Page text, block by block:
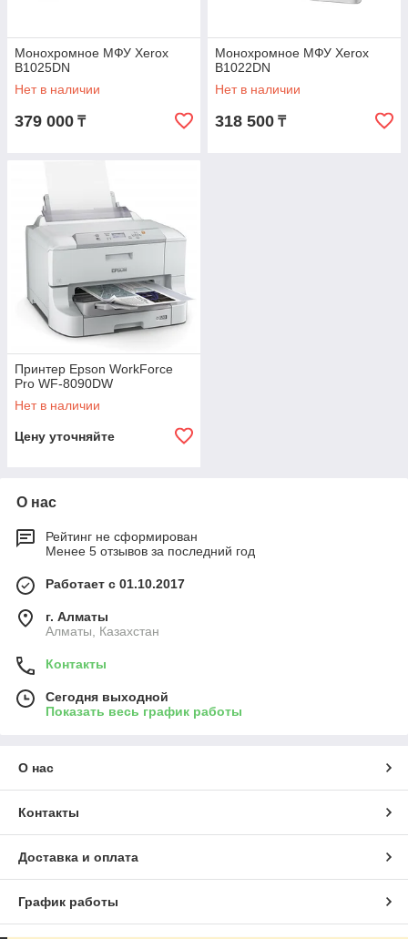
Монохромное МФУ Xerox
B1025DN
Нет в наличии
379 000 ₸
Монохромное МФУ Xerox
B1022DN
Нет в наличии
318 500 ₸
Принтер Epson WorkForce
Pro WF-8090DW
Нет в наличии
Цену уточняйте
О нас
Рейтинг не сформирован
Менее 5 отзывов за последний год
Работает с 01.10.2017
г. Алматы
Алматы, Казахстан
Контакты
Сегодня выходной
Показать весь график работы
О нас
Контакты
Доставка и оплата
График работы